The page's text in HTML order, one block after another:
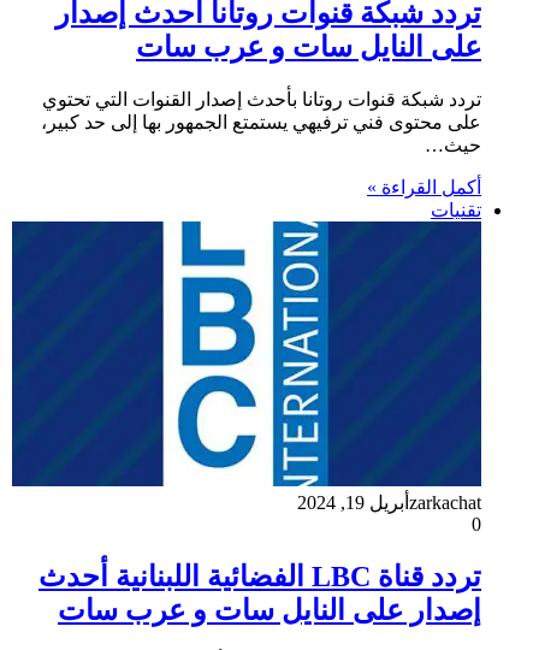
تردد شبكة قنوات روتانا أحدث إصدار
على النايل سات و عرب سات
تردد شبكة قنوات روتانا بأحدث إصدار القنوات التي تحتوي
على محتوى فني ترفيهي يستمتع الجمهور بها إلى حد كبير،
حيث…
أكمل القراءة »
تقنيات
zarkachat أبريل 19, 2024
0
تردد قناة LBC الفضائية اللبنانية أحدث
إصدار على النايل سات و عرب سات